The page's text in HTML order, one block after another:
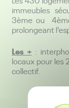
immeubles
3ème ou 4
prolongeant
Les + :
locaux pour les
collectif.